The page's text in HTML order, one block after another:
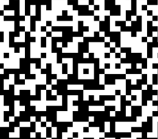
程